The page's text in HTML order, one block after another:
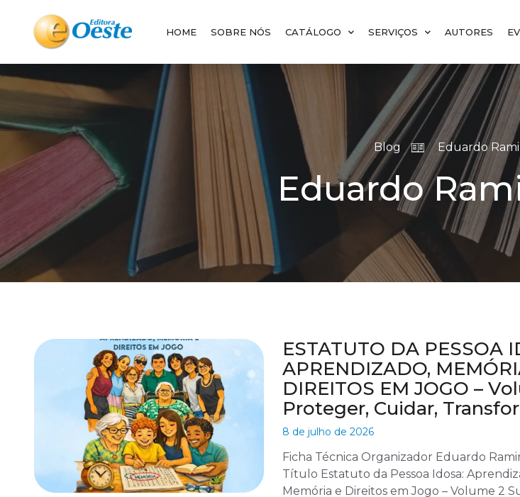
HOME SOBRE NÓS CATÁLOGO SERVIÇOS AUTORES
Blog Eduardo
Eduardo
ESTATUTO DA PESSOA
APRENDIZADO,
DIREITOS EM JOGO –
Proteger, Cuidar,
8 de julho de 2026
Ficha Técnica Organizador Eduardo
Título Estatuto da Pessoa Idosa:
Memória e Direitos em Jogo – Volume 2